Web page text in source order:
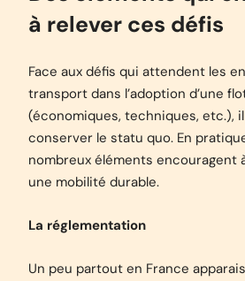
à relever ces défis
Face aux défis qui attendent les
transport dans l’adoption d’une
(économiques, techniques, etc.),
conserver le statu quo. En
nombreux éléments encouragent
une mobilité durable.
La réglementation
Un peu partout en France